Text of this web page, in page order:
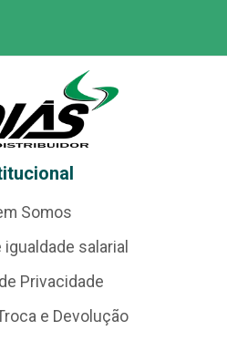
Somos
salarial
Privacidade
e Devolução